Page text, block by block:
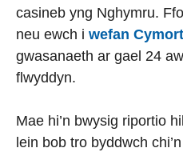
casineb yng Nghymru.
neu ewch i wefan
gwasanaeth ar gael 24
flwyddyn.
Mae hi’n bwysig riportio
lein bob tro byddwch